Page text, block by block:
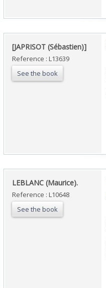
‎[JAPRISOT (Sébastien)]‎
Reference : L13639
See the book
‎LEBLANC (Maurice).‎
Reference : L10648
See the book